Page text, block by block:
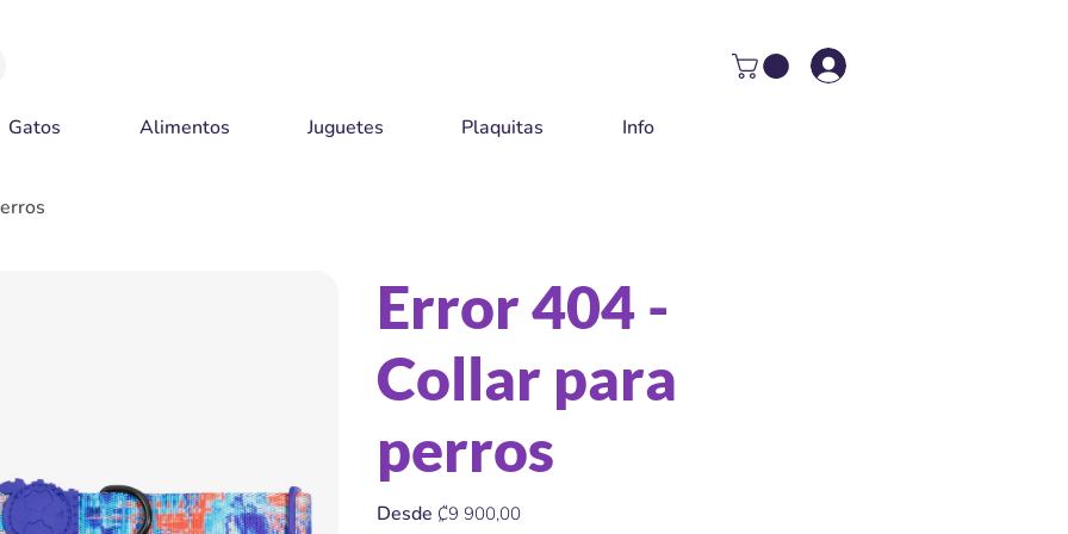
Gatos Alimentos Juguetes Plaquitas Info
Error 404 -
Collar para
perros
Desde Precio
₡9 900,00